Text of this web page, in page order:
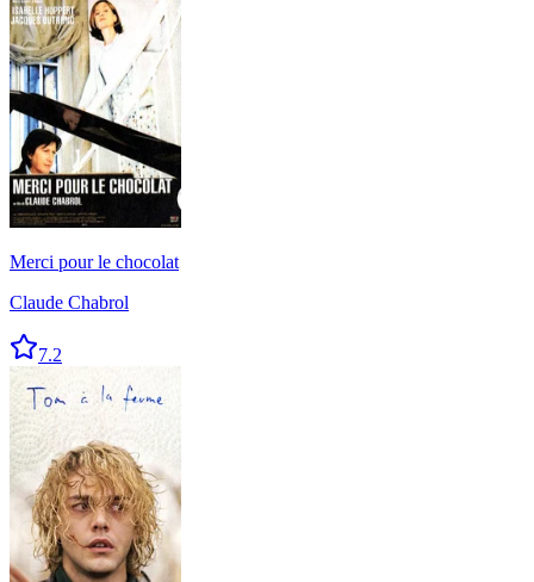
Merci pour le chocolat
Claude Chabrol
7.2